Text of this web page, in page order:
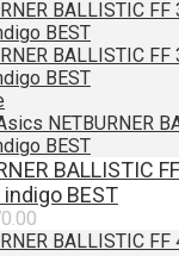
NETBURNER
BEST
BALLISTIC
BEST